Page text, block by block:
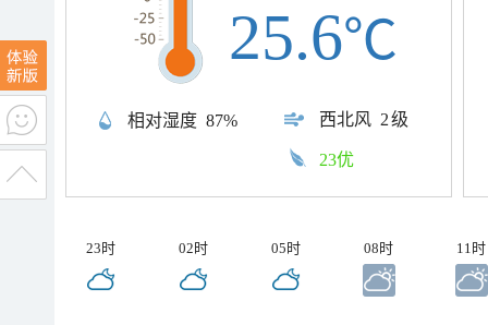
相对湿度 87% 西北风 2级
25.6℃
23优
23时 02时 05时 08时 11时